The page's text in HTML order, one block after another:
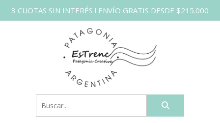
3 CUOTAS SIN INTERÉS l ENVÍO GRATIS DESDE $215.000